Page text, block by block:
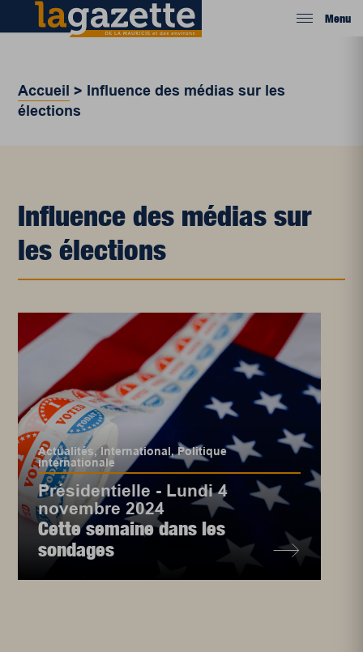
Menu
Accueil > Influence des médias sur les
élections
Influence des médias sur
les élections
Actualités,International,Politique
internationale
Présidentielle - Lundi 4
novembre 2024
Cette semaine dans les
sondages